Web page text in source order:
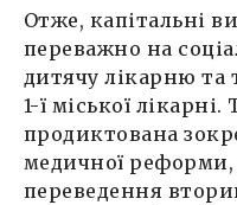
Отже, капітальні
переважно на
дитячу лікарню та
1-ї міської
продиктована
медичної реформи,
переведення